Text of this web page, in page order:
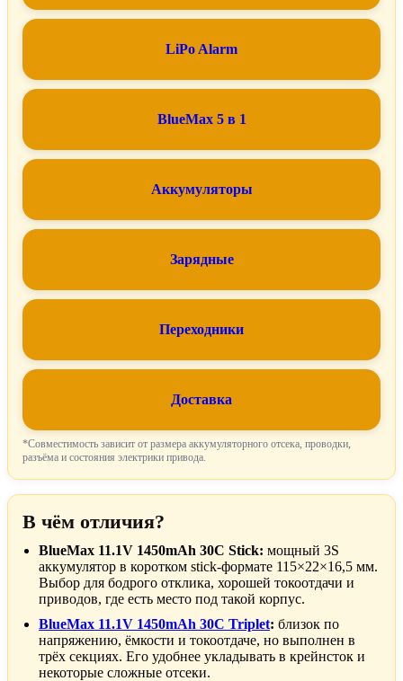
LiPo Alarm
BlueMax 5 в 1
Аккумуляторы
Зарядные
Переходники
Доставка
*Совместимость зависит от размера аккумуляторного отсека, проводки,
разъёма и состояния электрики привода.
В чём отличия?
BlueMax 11.1V 1450mAh 30C Stick: мощный 3S
аккумулятор в коротком stick-формате 115×22×16,5 мм.
Выбор для бодрого отклика, хорошей токоотдачи и
приводов, где есть место под такой корпус.
BlueMax 11.1V 1450mAh 30C Triplet: близок по
напряжению, ёмкости и токоотдаче, но выполнен в
трёх секциях. Его удобнее укладывать в крейнсток и
некоторые сложные отсеки.